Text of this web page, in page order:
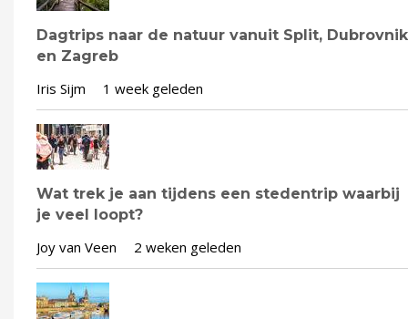
Dagtrips naar de natuur vanuit Split, Dubrovnik
en Zagreb
Iris Sijm 1 week geleden
Wat trek je aan tijdens een stedentrip waarbij
je veel loopt?
Joy van Veen 2 weken geleden